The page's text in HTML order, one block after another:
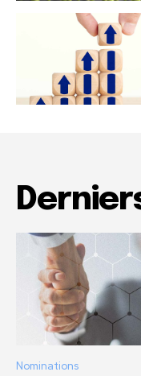
Nominations